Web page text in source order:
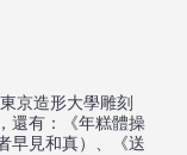
京造形大學雕刻
還有：《年糕體操
早見和真）、《送